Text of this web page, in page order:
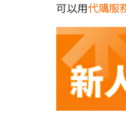
可以用代購服